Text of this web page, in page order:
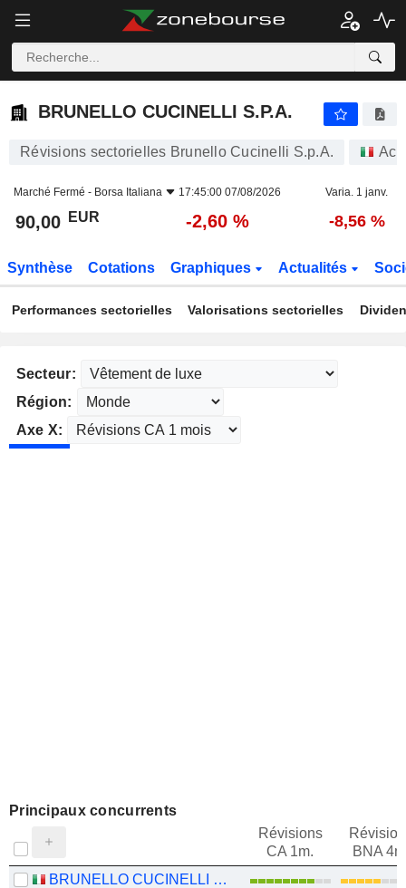
BRUNELLO CUCINELLI S.P.A.
BRUNELLO CUCINELLI S.P.A.
Révisions sectorielles Brunello Cucinelli S.p.A.
Marché Fermé - Borsa Italiana 17:45:00 07/08/2026 Varia. 1 janv.
90,00 EUR -2,60 % -8,56 %
Synthèse Cotations Graphiques Actualités
Performances sectorielles Valorisations sectorielles
Secteur:
Région:
Axe X:
Principaux concurrents
Révisions
CA 1m.
BNA
BRUNELLO CUCINELLI S.P.A.